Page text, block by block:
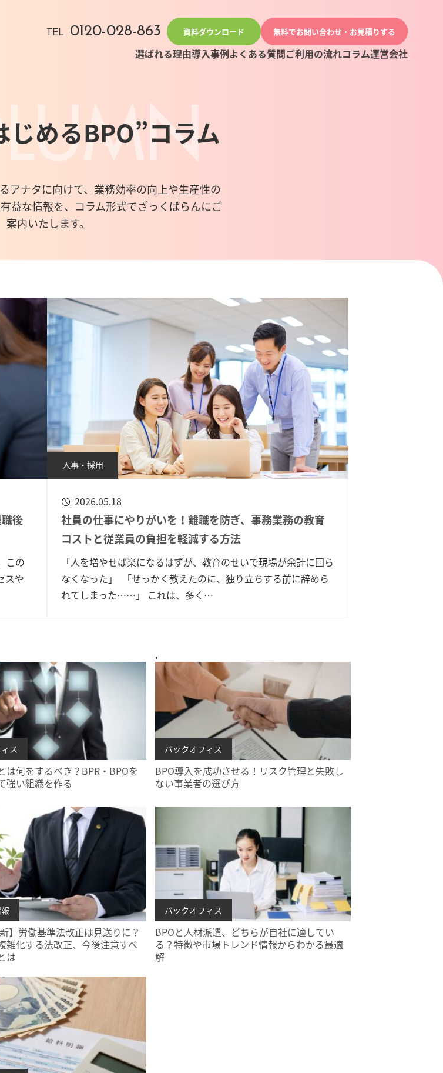
TEL 0120-028-863 資料ダウンロード 無料でお問い合わせ・お見積りする
選ばれる理由導入事例よくある質問ご利用の流れコラム運営会社
じめるBPO”コラム
アナタに向けて、業務効率の向上や生産性の
益な情報を、コラム形式でざっくばらんにご
案内いたします。
後
この
スや
人事・採用
2026.05.18
社員の仕事にやりがいを！離職を防ぎ、事務業務の教育
コストと従業員の負担を軽減する方法
「人を増やせば楽になるはずが、教育のせいで現場が余計に回ら
なくなった」 「せっかく教えたのに、独り立ちする前に辞めら
れてしまった……」 これは、多く…
ス
は何をするべき？BPR・BPOを
強い組織を作る
お役立ち情報
,
バックオフィス
BPO導入を成功させる！リスク管理と失敗し
ない事業者の選び方
】労働基準法改正は見送りに？
雑化する法改正、今後注意すべ
は
バックオフィス
BPOと人材派遣、どちらが自社に適してい
る？特徴や市場トレンド情報からわかる最適
解